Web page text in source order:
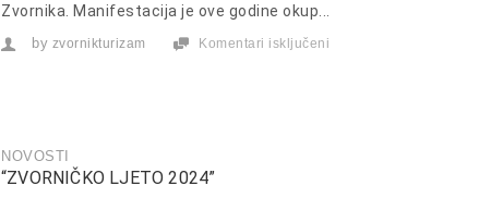
Zvornika. Manifestacija je ove godine okup...
by zvornikturizam Komentari isključeni
NOVOSTI
“ZVORNIČKO LJETO 2024”